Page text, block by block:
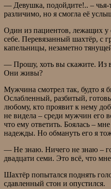
— Девушка, подойдите!.. – чья-
различимо, но я смогла её
Один из пациентов, лежащих у
себе. Перевязанный шахтёр, с
капельницы, незаметно
— Прошу, хоть вы скажите. Из
Они живы?
Мужчина смотрел так, будто я
Ослабленный, разбитый,
любому, кто проявит к нему
не видела – среди мужчин его
что ему ответить. Боялась –
надежды. Но обмануть его я
— Не знаю. Ничего не знаю –
двадцати семи. Это всё, что
Шахтёр попытался поднять
сдавленный стон и опустился.